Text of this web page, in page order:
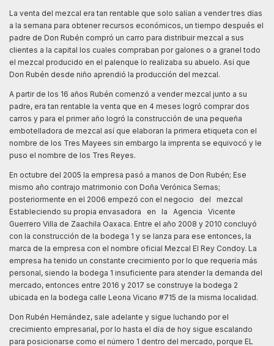
La venta del mezcal era tan rentable que solo salían a vender tres días
a la semana para obtener recursos económicos, un tiempo después el
padre de Don Rubén compró un carro para distribuir mezcal a sus
clientes a la capital los cuales compraban por galones o a granel todo
el mezcal producido en el palenque lo realizaba su abuelo. Así que
Don Rubén desde niño aprendió la producción del mezcal.
A partir de los 16 años Rubén comenzó a vender mezcal junto a su
padre, era tan rentable la venta que en 4 meses logró comprar dos
carros y para el primer año logró la construcción de una pequeña
embotelladora de mezcal así que elaboran la primera etiqueta con el
nombre de los Tres Mayees sin embargo la imprenta se equivocó y le
puso el nombre de los Tres Reyes.
En octubre del 2005 la empresa pasó a manos de Don Rubén; Ese
mismo año contrajo matrimonio con Doña Verónica Sernas;
posteriormente en el 2006 empezó con el negocio del mezcal
Estableciendo su propia envasadora en la Agencia Vicente
Guerrero Villa de Zaachila Oaxaca. Entre el año 2008 y 2010 concluyó
con la construcción de la bodega 1 y se lanza para ese entonces, la
marca de la empresa con el nombre oficial Mezcal El Rey Condoy. La
empresa ha tenido un constante crecimiento por lo que requería más
personal, siendo la bodega 1 insuficiente para atender la demanda del
mercado, entonces entre 2016 y 2017 se construye la bodega 2
ubicada en la bodega calle Leona Vicario #715 de la misma localidad.
Don Rubén Hernández, sale adelante y sigue luchando por el
crecimiento empresarial, por lo hasta el día de hoy sigue escalando
para posicionarse como el número 1 dentro del mercado, porque EL